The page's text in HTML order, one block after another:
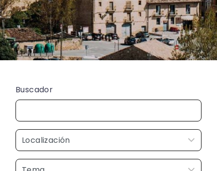
Buscador